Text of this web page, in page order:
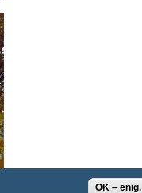
OK – enig.